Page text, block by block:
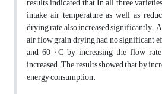
intake air temperature as well as
drying rate also increased significantly.
air flow grain drying had no significant
and 60 ° C by increasing the flow
increased. The results showed that by
energy consumption.